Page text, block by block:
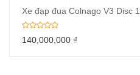
Xe đạp đua Colnago V3 Disc
140,000,000 ₫